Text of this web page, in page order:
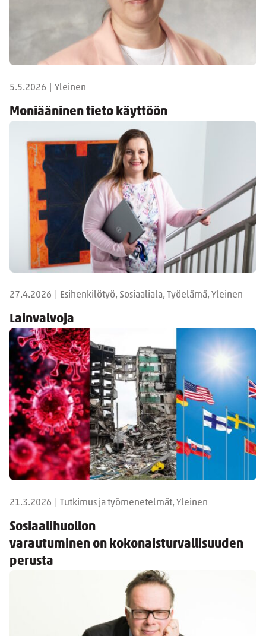
5.5.2026 Yleinen
Moniääninen tieto käyttöön
27.4.2026 Esihenkilötyö, Sosiaaliala, Työelämä, Yleinen
Lainvalvoja
21.3.2026 Tutkimus ja työmenetelmät, Yleinen
Sosiaalihuollon
varautuminen on kokonaisturvallisuuden
perusta